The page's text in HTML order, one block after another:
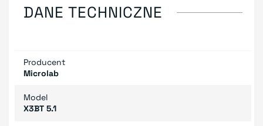
DANE TECHNICZNE
Producent
Microlab
Model
X3BT 5.1